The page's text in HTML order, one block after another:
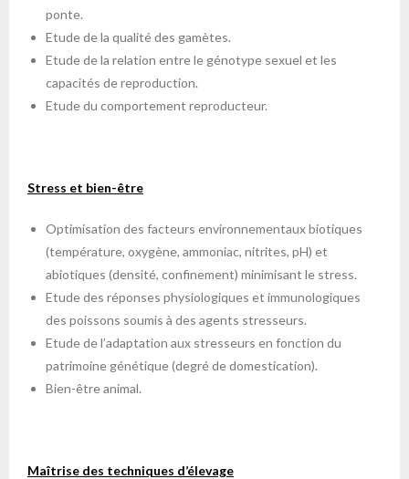
ponte.
Etude de la qualité des gamètes.
Etude de la relation entre le génotype sexuel et les
capacités de reproduction.
Etude du comportement reproducteur.
Stress et bien-être
Optimisation des facteurs environnementaux biotiques
(température, oxygène, ammoniac, nitrites, pH) et
abiotiques (densité, confinement) minimisant le stress.
Etude des réponses physiologiques et immunologiques
des poissons soumis à des agents stresseurs.
Etude de l’adaptation aux stresseurs en fonction du
patrimoine génétique (degré de domestication).
Bien-être animal.
Maîtrise des techniques d’élevage